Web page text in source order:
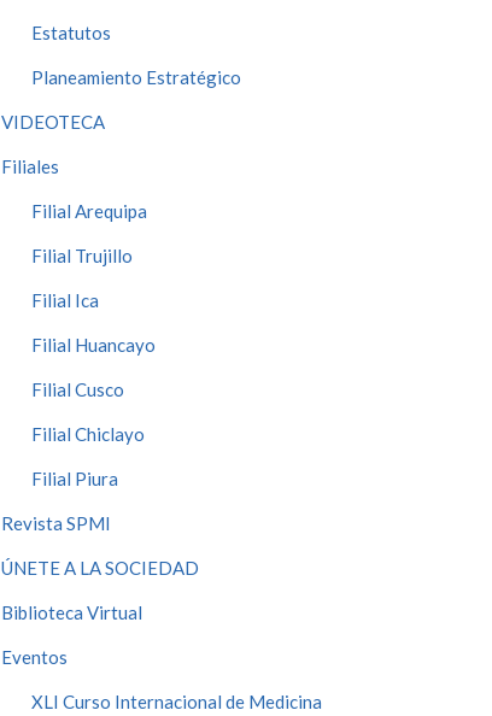
Estatutos
Planeamiento Estratégico
VIDEOTECA
Filiales
Filial Arequipa
Filial Trujillo
Filial Ica
Filial Huancayo
Filial Cusco
Filial Chiclayo
Filial Piura
Revista SPMI
ÚNETE A LA SOCIEDAD
Biblioteca Virtual
Eventos
XLI Curso Internacional de Medicina